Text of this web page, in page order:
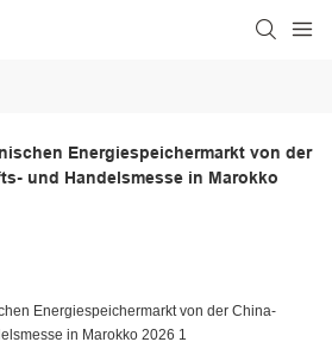
Energiespeichermarkt von der
und Handelsmesse in Marokko